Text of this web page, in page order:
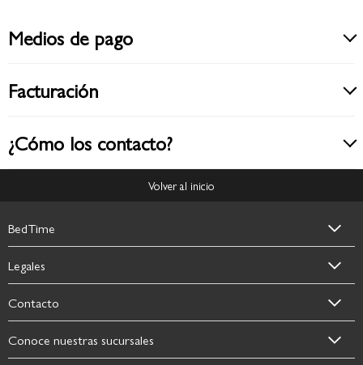
Medios de pago
Facturación
¿Cómo los contacto?
Volver al inicio
BedTime
Legales
Contacto
Conoce nuestras sucursales